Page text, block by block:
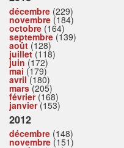
décembre (229)
novembre (184)
octobre (164)
septembre (139)
août (128)
juillet(118)
juin (172)
mai (179)
avril(180)
mars(205)
février(168)
janvier(153)
2012
décembre (148)
novembre (151)